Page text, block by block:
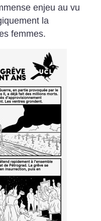
enjeu au vu
la
femmes.